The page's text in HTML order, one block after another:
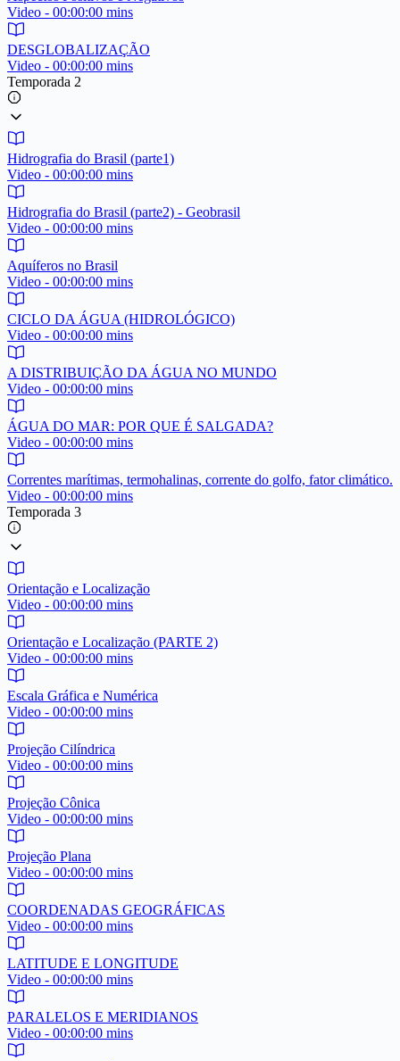
Video - 00:00:00 mins
DESGLOBALIZAÇÃO
Video - 00:00:00 mins
Temporada 2
Hidrografia do Brasil (parte1)
Video - 00:00:00 mins
Hidrografia do Brasil (parte2) - Geobrasil
Video - 00:00:00 mins
Aquíferos no Brasil
Video - 00:00:00 mins
CICLO DA ÁGUA (HIDROLÓGICO)
Video - 00:00:00 mins
A DISTRIBUIÇÃO DA ÁGUA NO MUNDO
Video - 00:00:00 mins
ÁGUA DO MAR: POR QUE É SALGADA?
Video - 00:00:00 mins
Correntes marítimas, termohalinas, corrente do golfo, fator climático.
Video - 00:00:00 mins
Temporada 3
Orientação e Localização
Video - 00:00:00 mins
Orientação e Localização (PARTE 2)
Video - 00:00:00 mins
Escala Gráfica e Numérica
Video - 00:00:00 mins
Projeção Cilíndrica
Video - 00:00:00 mins
Projeção Cônica
Video - 00:00:00 mins
Projeção Plana
Video - 00:00:00 mins
COORDENADAS GEOGRÁFICAS
Video - 00:00:00 mins
LATITUDE E LONGITUDE
Video - 00:00:00 mins
PARALELOS E MERIDIANOS
Video - 00:00:00 mins